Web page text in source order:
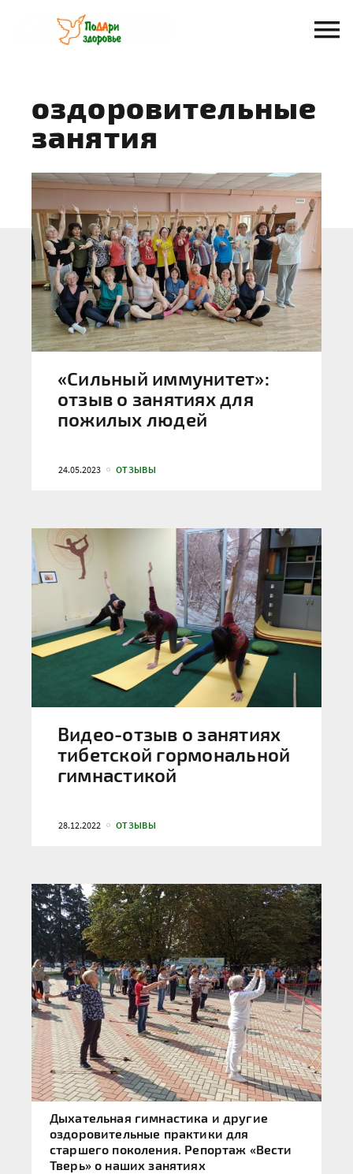
содержанию
оздоровительные
занятия
«Сильный иммунитет»:
отзыв о занятиях для
пожилых людей
24.05.2023 ОТЗЫВЫ
Видео-отзыв о занятиях
тибетской гормональной
гимнастикой
28.12.2022 ОТЗЫВЫ
Дыхательная гимнастика и другие
оздоровительные практики для
старшего поколения. Репортаж «Вести
Тверь» о наших занятиях